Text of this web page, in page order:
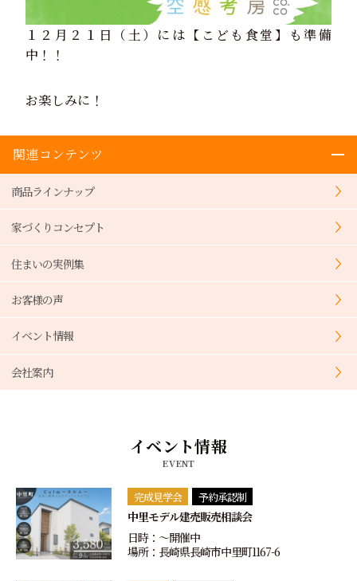
１２月２１日（土）には【こども食堂】も準備
中！！
お楽しみに！
関連コンテンツ
商品ラインナップ
家づくりコンセプト
住まいの実例集
お客様の声
イベント情報
会社案内
イベント情報
EVENT
完成見学会 予約承認制
中里モデル建売販売相談会
日時：〜開催中
場所：長崎県長崎市中里町1167-6